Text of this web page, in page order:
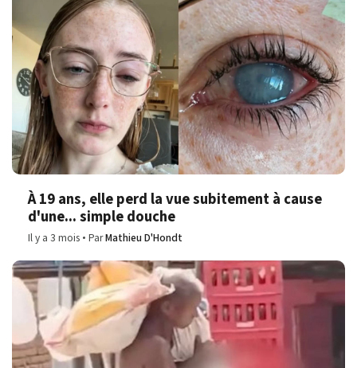
À 19 ans, elle perd la vue subitement à cause
d'une... simple douche
Il y a 3 mois ParMathieu D'Hondt